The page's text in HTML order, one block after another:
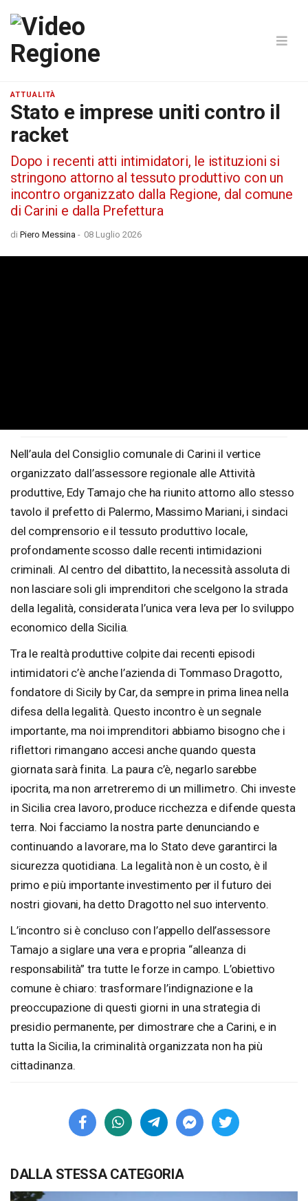
ATTUALITÀ
Stato e imprese uniti contro il
racket
Dopo i recenti atti intimidatori, le istituzioni si
stringono attorno al tessuto produttivo con un
incontro organizzato dalla Regione, dal comune
di Carini e dalla Prefettura
di Piero Messina - 08 Luglio 2026
Nell’aula del Consiglio comunale di Carini il vertice
organizzato dall’assessore regionale alle Attività
produttive, Edy Tamajo che ha riunito attorno allo stesso
tavolo il prefetto di Palermo, Massimo Mariani, i sindaci
del comprensorio e il tessuto produttivo locale,
profondamente scosso dalle recenti intimidazioni
criminali. Al centro del dibattito, la necessità assoluta di
non lasciare soli gli imprenditori che scelgono la strada
della legalità, considerata l’unica vera leva per lo sviluppo
economico della Sicilia.
Tra le realtà produttive colpite dai recenti episodi
intimidatori c’è anche l’azienda di Tommaso Dragotto,
fondatore di Sicily by Car, da sempre in prima linea nella
difesa della legalità. Questo incontro è un segnale
importante, ma noi imprenditori abbiamo bisogno che i
riflettori rimangano accesi anche quando questa
giornata sarà finita. La paura c’è, negarlo sarebbe
ipocrita, ma non arretreremo di un millimetro. Chi investe
in Sicilia crea lavoro, produce ricchezza e difende questa
terra. Noi facciamo la nostra parte denunciando e
continuando a lavorare, ma lo Stato deve garantirci la
sicurezza quotidiana. La legalità non è un costo, è il
primo e più importante investimento per il futuro dei
nostri giovani, ha detto Dragotto nel suo intervento.
L’incontro si è concluso con l’appello dell’assessore
Tamajo a siglare una vera e propria “alleanza di
responsabilità” tra tutte le forze in campo. L’obiettivo
comune è chiaro: trasformare l’indignazione e la
preoccupazione di questi giorni in una strategia di
presidio permanente, per dimostrare che a Carini, e in
tutta la Sicilia, la criminalità organizzata non ha più
cittadinanza.
DALLA STESSA CATEGORIA